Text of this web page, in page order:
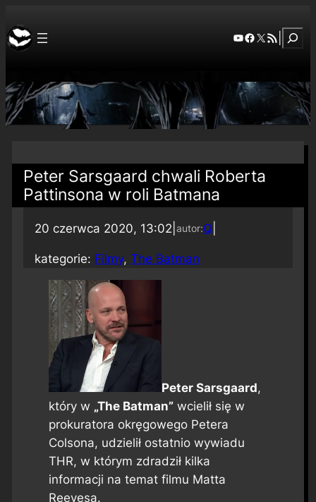
YouTube
Facebook
X RSS Feed
Peter Sarsgaard chwali Roberta
Pattinsona w roli Batmana
20 czerwca 2020, 13:02 autor:Q
kategorie: Filmy, The Batman
Peter Sarsgaard,
który w „The Batman”wcielił się w
prokuratora okręgowego Petera
Colsona, udzielił ostatnio wywiadu
THR, w którym zdradził kilka
informacji na temat filmu Matta
Reevesa.